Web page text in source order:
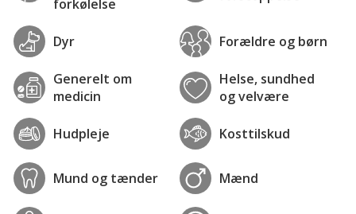
forkølelse
Dyr Forældre og børn
Generelt om
medicin
Helse, sundhed
og velvære
Hudpleje Kosttilskud
Mund og tænder Mænd